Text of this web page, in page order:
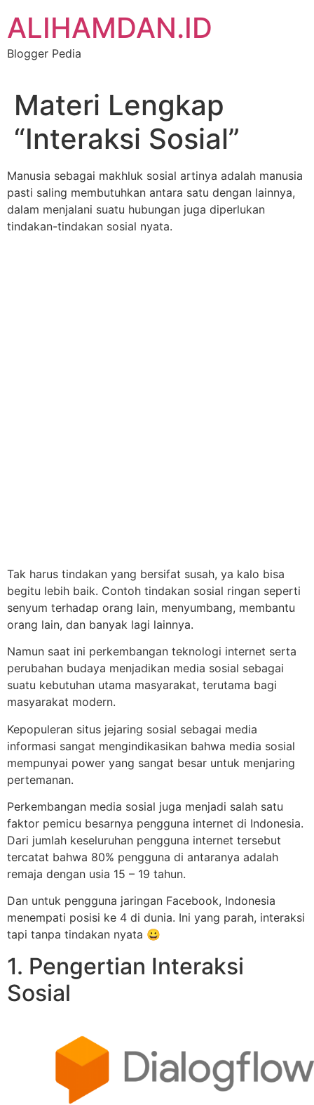
content
ALIHAMDAN.ID
Blogger Pedia
Materi Lengkap
“Interaksi Sosial”
Manusia sebagai makhluk sosial artinya adalah manusia
pasti saling membutuhkan antara satu dengan lainnya,
dalam menjalani suatu hubungan juga diperlukan
tindakan-tindakan sosial nyata.
Tak harus tindakan yang bersifat susah, ya kalo bisa
begitu lebih baik. Contoh tindakan sosial ringan seperti
senyum terhadap orang lain, menyumbang, membantu
orang lain, dan banyak lagi lainnya.
Namun saat ini perkembangan teknologi internet serta
perubahan budaya menjadikan media sosial sebagai
suatu kebutuhan utama masyarakat, terutama bagi
masyarakat modern.
Kepopuleran situs jejaring sosial sebagai media
informasi sangat mengindikasikan bahwa media sosial
mempunyai power yang sangat besar untuk menjaring
pertemanan.
Perkembangan media sosial juga menjadi salah satu
faktor pemicu besarnya pengguna internet di Indonesia.
Dari jumlah keseluruhan pengguna internet tersebut
tercatat bahwa 80% pengguna di antaranya adalah
remaja dengan usia 15 – 19 tahun.
Dan untuk pengguna jaringan Facebook, Indonesia
menempati posisi ke 4 di dunia. Ini yang parah, interaksi
tapi tanpa tindakan nyata 😀
1. Pengertian Interaksi
Sosial